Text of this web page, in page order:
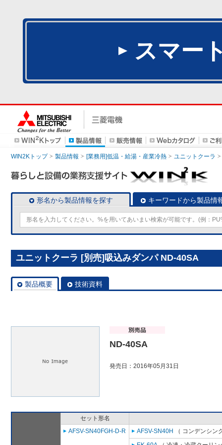
スマー
WIN2Kトップ 製品情報 [業務用]低温・給湯・産業冷熱 ユニットクーラ
形名から製品情報を探す キーワードから製品情
ユニットクーラ [別売]吸込みダンパ ND-40SA
製品概要 技術資料
ND-40SA
発売日：2016年05月31日
セット形名
AFSV-SN40FGH-D-R
AFSV-SN40H
（ コンデンシン